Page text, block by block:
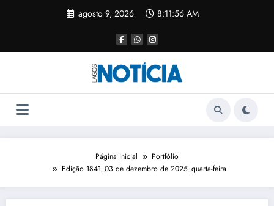
agosto 9, 2026 8:11:56 AM
Página inicial
Portfólio
Edição 1841_03 de dezembro de 2025_quarta-feira